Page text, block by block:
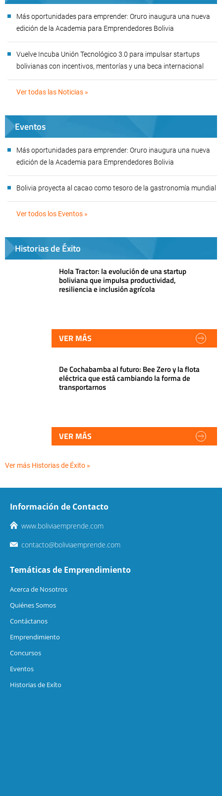
Más oportunidades para emprender: Oruro inaugura una nueva
edición de la Academia para Emprendedores Bolivia
Vuelve Incuba Unión Tecnológico 3.0 para impulsar startups
bolivianas con incentivos, mentorías y una beca internacional
Ver todas las Noticias »
Eventos
Más oportunidades para emprender: Oruro inaugura una nueva
edición de la Academia para Emprendedores Bolivia
Bolivia proyecta al cacao como tesoro de la gastronomía mundial
Ver todos los Eventos »
Historias de Éxito
Hola Tractor: la evolución de una startup
boliviana que impulsa productividad,
resiliencia e inclusión agrícola
VER MÁS
De Cochabamba al futuro: Bee Zero y la flota
eléctrica que está cambiando la forma de
transportarnos
VER MÁS
Ver más Historias de Éxito »
Información de Contacto
www.boliviaemprende.com
contacto@boliviaemprende.com
Temáticas de Emprendimiento
Acerca de Nosotros
Quiénes Somos
Contáctanos
Emprendimiento
Concursos
Eventos
Historias de Exíto